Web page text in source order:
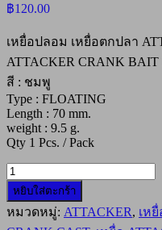
฿120.00
เหยื่อปลอม เหยื่อตกปลา
ATTACKER CRANK BAIT
สี : ชมพู
Type : FLOATING
Length : 70 mm.
weight : 9.5 g.
Qty 1 Pcs. / Pack
จำนวน
เหยื่อ
ตก
หยิบใส่ตะกร้า
หมวดหมู่: ATTACKER, เห